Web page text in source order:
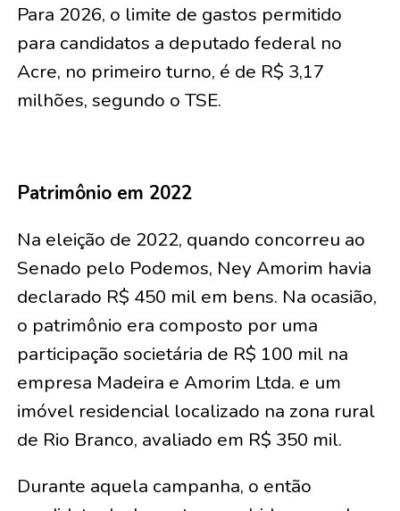
Para 2026, o limite de gastos permitido
para candidatos a deputado federal no
Acre, no primeiro turno, é de R$ 3,17
milhões, segundo o TSE.
Patrimônio em 2022
Na eleição de 2022, quando concorreu ao
Senado pelo Podemos, Ney Amorim havia
declarado R$ 450 mil em bens. Na ocasião,
o patrimônio era composto por uma
participação societária de R$ 100 mil na
empresa Madeira e Amorim Ltda. e um
imóvel residencial localizado na zona rural
de Rio Branco, avaliado em R$ 350 mil.
Durante aquela campanha, o então